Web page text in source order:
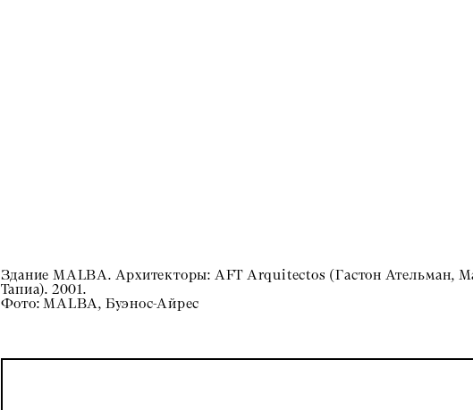
Здание MALBA. Архитекторы: AFT Arquitectos (Гастон Ательман,
Тапиа). 2001.
Фото: MALBA, Буэнос-Айрес